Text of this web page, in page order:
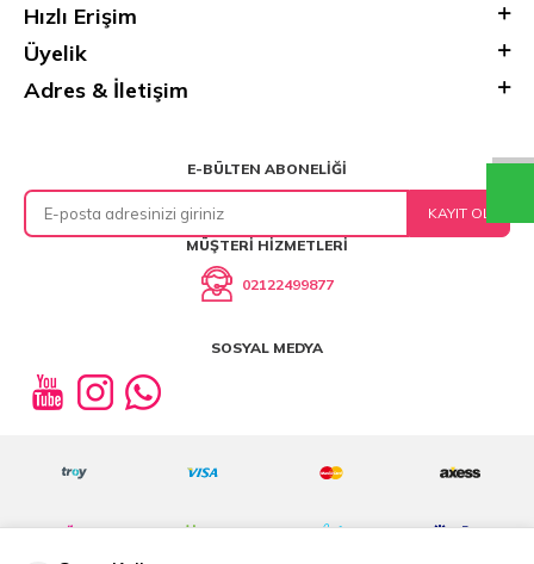
Hızlı Erişim
Üyelik
Adres & İletişim
E-BÜLTEN ABONELIĞI
KAYIT OL
MÜŞTERI HIZMETLERI
02122499877
SOSYAL MEDYA